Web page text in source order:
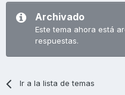
Archivado
Este tema ahora está
respuestas.
Ir a la lista de temas